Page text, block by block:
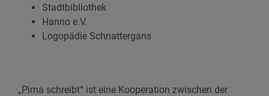
Stadtbibliothek
Hanno e.V.
Logopädie Schnattergans
„Pirna schreibt“ ist eine Kooperation zwischen der